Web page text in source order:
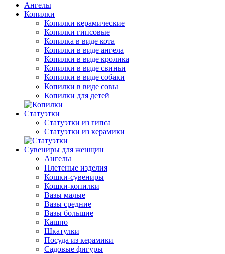
Ангелы
Копилки
Копилки керамические
Копилки гипсовые
Копилка в виде кота
Копилки в виде ангела
Копилки в виде кролика
Копилки в виде свиньи
Копилки в виде собаки
Копилки в виде совы
Копилки для детей
Статуэтки
Статуэтки из гипса
Статуэтки из керамики
Сувениры для женщин
Ангелы
Плетеные изделия
Кошки-сувениры
Кошки-копилки
Вазы малые
Вазы средние
Вазы большие
Кашпо
Шкатулки
Посуда из керамики
Садовые фигуры